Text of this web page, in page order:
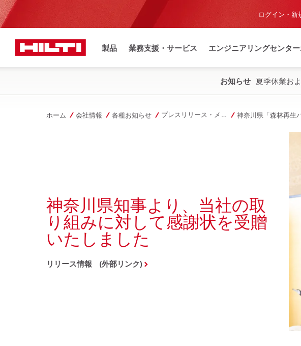
ログイン・新
製品 業務支援・サービス エンジニアリングセンタ
お知らせ 夏季休業お
ホーム 会社情報 各種お知らせ 神奈川県「森林再生
神奈川県知事より、当社の取
り組みに対して感謝状を受贈
いたしました
リリース情報 (外部リンク)